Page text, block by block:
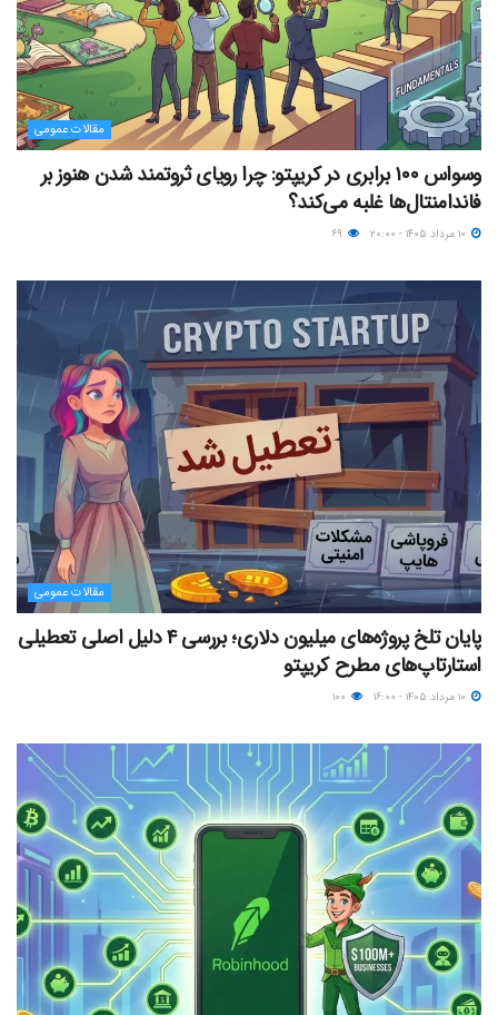
مقالات عمومی
وسواس ۱۰۰ برابری در کریپتو: چرا رویای ثروتمند شدن هنوز بر
فاندامنتال‌ها غلبه می‌کند؟
مقالات عمومی
پایان تلخ پروژه‌های میلیون دلاری؛ بررسی ۴ دلیل اصلی تعطیلی
استارتاپ‌های مطرح کریپتو